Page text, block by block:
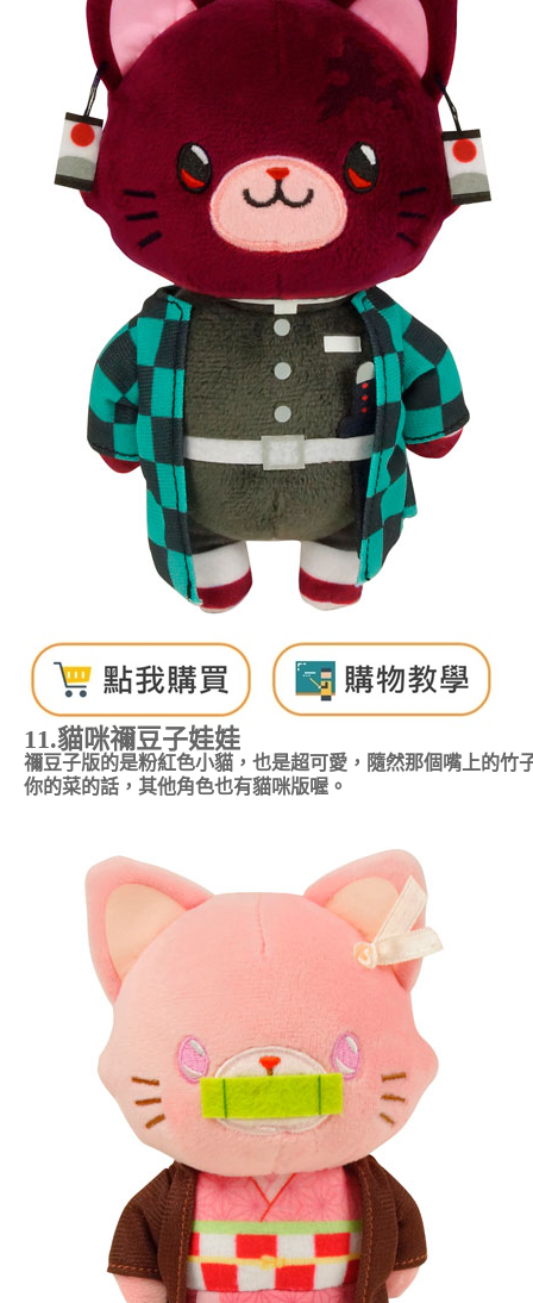
11.貓咪禰豆子娃娃
禰豆子版的是粉紅色小貓，也是超可愛，隨然那個嘴上的竹
你的菜的話，其他角色也有貓咪版喔。